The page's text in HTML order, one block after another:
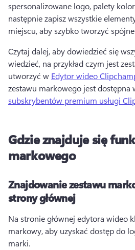
spersonalizowane logo, palety
następnie zapisz wszystkie
miejscu, aby szybko tworzyć
Czytaj dalej, aby dowiedzieć się
wiedzieć, na przykład czym jest
utworzyć w Edytor wideo
zestawu markowego jest dostępna
subskrybentów premium usługi
Gdzie znajduje się
markowego
Znajdowanie zestawu
strony głównej
Na stronie głównej edytora wideo
markowy, aby uzyskać dostęp do
marki.